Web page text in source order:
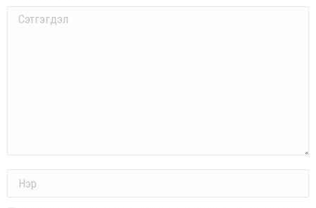
Comment